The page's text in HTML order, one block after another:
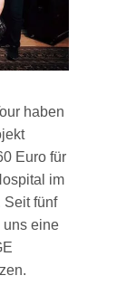
haben
Euro für
im
Seit fünf
uns eine